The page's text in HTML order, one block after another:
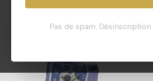
Pas de spam. Désinscription